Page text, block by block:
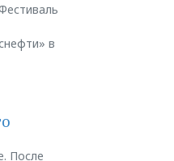
в
После